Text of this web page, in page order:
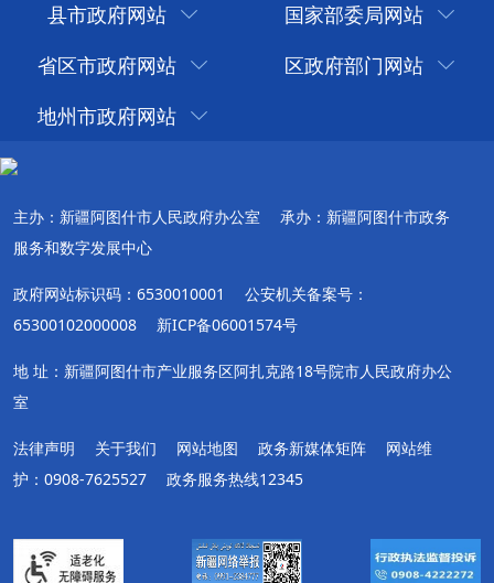
县市政府网站
国家部委局网站
省区市政府网站
区政府部门网站
地州市政府网站
主办：新疆阿图什市人民政府办公室
承办：新疆阿图什市政务
服务和数字发展中心
政府网站标识码：6530010001
公安机关备案号：
65300102000008
新ICP备06001574号
地 址：新疆阿图什市产业服务区阿扎克路18号院市人民政府办公
室
法律声明 关于我们 网站地图 政务新媒体矩阵
网站维
护：0908-7625527
政务服务热线12345